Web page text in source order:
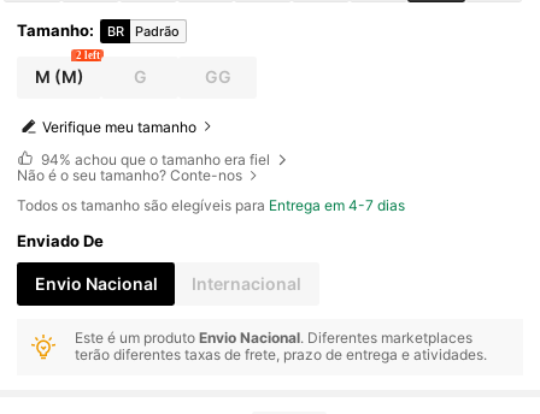
Tamanho: BR Padrão
M (M)
2 left
G GG
Verifique meu tamanho
94% achou que o tamanho era fiel
Não é o seu tamanho? Conte-nos
Todos os tamanho são elegíveis para Entrega em 4-7 dias
Enviado De
Envio Nacional Internacional
Este é um produtoEnvio Nacional. Diferentes marketplaces
terão diferentes taxas de frete, prazo de entrega e atividades.